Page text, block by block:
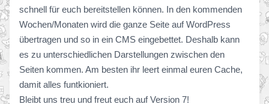
schnell für euch bereitstellen können. In den kommenden
Wochen/Monaten wird die ganze Seite auf WordPress
übertragen und so in ein CMS eingebettet. Deshalb kann
es zu unterschiedlichen Darstellungen zwischen den
Seiten kommen. Am besten ihr leert einmal euren Cache,
damit alles funtkioniert.
Bleibt uns treu und freut euch auf Version 7!